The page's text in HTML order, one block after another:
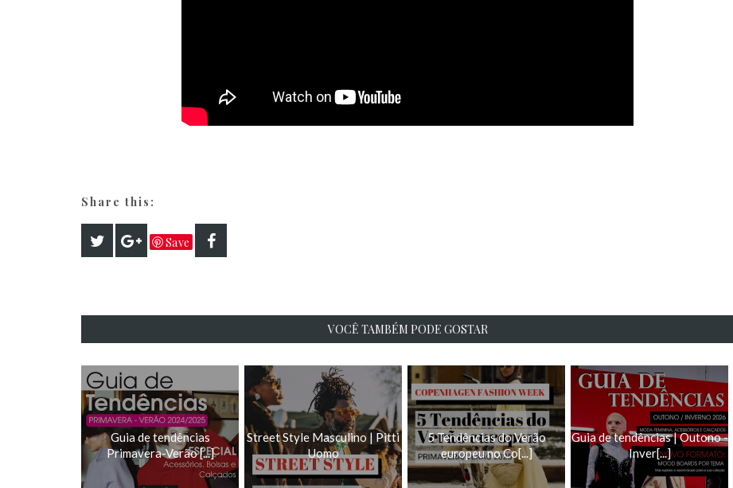
Share this:
Save
VOCÊ TAMBÉM PODE GOSTAR
Guia de tendências
Primavera-Verão [...]
Street Style Masculino | Pitti
Uomo
5 Tendências do Verão
europeu no Co[...]
Guia de tendências | Outono -
Inver[...]